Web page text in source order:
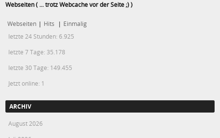
Webseiten ( ... trotz Webcache vor der Seite ;) )
Webseiten | Hits | Einmalig
letzte 24 Stunden:6.925
letzte 7 Tage: 35.178
letzte 30 Tage: 149.455
Jetzt online: 1
ARCHIV
August 2026